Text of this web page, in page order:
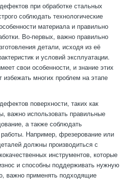
при обработке стальных
соблюдать технологические
материала и правильно
Во-первых, важно правильно
детали, исходя из её
и условий эксплуатации.
свои особенности, и знание этих
избежать многих проблем на этапе
поверхности, таких как
важно использовать правильные
а также соблюдать
Например, фрезерование или
должны производиться с
инструментов, которые
и способны поддерживать нужную
важно применять подходящие